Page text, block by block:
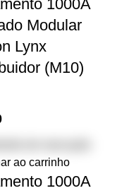
1000A
Modular
Lynx
(M10)
ao carrinho
1000A